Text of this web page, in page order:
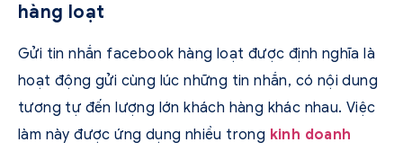
hàng loạt
Gửi tin nhắn facebook hàng loạt được định nghĩa là
hoạt động gửi cùng lúc những tin nhắn, có nội dung
tương tự đến lượng lớn khách hàng khác nhau. Việc
làm này được ứng dụng nhiều trong kinh doanh